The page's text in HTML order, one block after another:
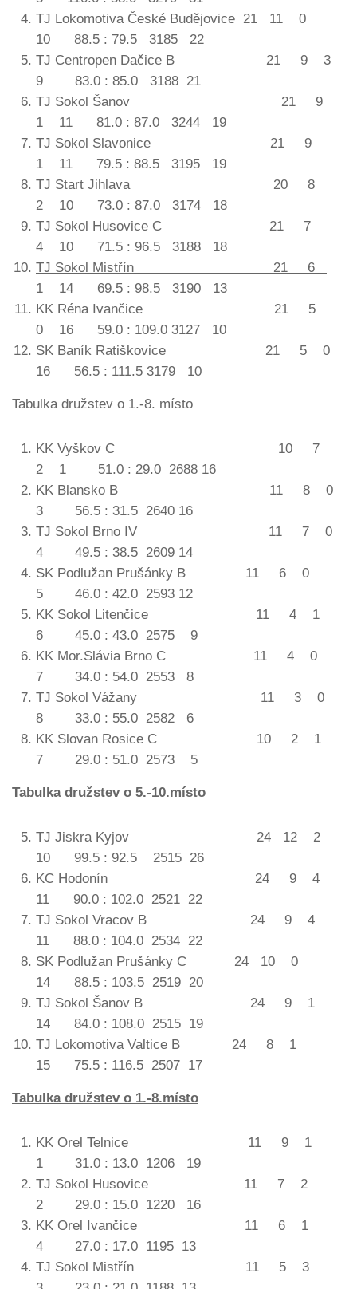
TJ Lokomotiva České Budějovice 21 11 0
10 88.5 : 79.5 3185 22
TJ Centropen Dačice B 21 9 3
9 83.0 : 85.0 3188 21
TJ Sokol Šanov 21 9
1 11 81.0 : 87.0 3244 19
TJ Sokol Slavonice 21 9
1 11 79.5 : 88.5 3195 19
TJ Start Jihlava 20 8
2 10 73.0 : 87.0 3174 18
TJ Sokol Husovice C 21 7
4 10 71.5 : 96.5 3188 18
TJ Sokol Mistřín 21 6
1 14 69.5 : 98.5 3190 13
KK Réna Ivančice 21 5
0 16 59.0 : 109.0 3127 10
SK Baník Ratiškovice 21 5 0
16 56.5 : 111.5 3179 10
Tabulka družstev o 1.-8. místo
KK Vyškov C 10 7
2 1 51.0 : 29.0 2688 16
KK Blansko B 11 8 0
3 56.5 : 31.5 2640 16
TJ Sokol Brno IV 11 7 0
4 49.5 : 38.5 2609 14
SK Podlužan Prušánky B 11 6 0
5 46.0 : 42.0 2593 12
KK Sokol Litenčice 11 4 1
6 45.0 : 43.0 2575 9
KK Mor.Slávia Brno C 11 4 0
7 34.0 : 54.0 2553 8
TJ Sokol Vážany 11 3 0
8 33.0 : 55.0 2582 6
KK Slovan Rosice C 10 2 1
7 29.0 : 51.0 2573 5
Tabulka družstev o 5.-10.místo
TJ Jiskra Kyjov 24 12 2
10 99.5 : 92.5 2515 26
KC Hodonín 24 9 4
11 90.0 : 102.0 2521 22
TJ Sokol Vracov B 24 9 4
11 88.0 : 104.0 2534 22
SK Podlužan Prušánky C 24 10 0
14 88.5 : 103.5 2519 20
TJ Sokol Šanov B 24 9 1
14 84.0 : 108.0 2515 19
TJ Lokomotiva Valtice B 24 8 1
15 75.5 : 116.5 2507 17
Tabulka družstev o 1.-8.místo
KK Orel Telnice 11 9 1
1 31.0 : 13.0 1206 19
TJ Sokol Husovice 11 7 2
2 29.0 : 15.0 1220 16
KK Orel Ivančice 11 6 1
4 27.0 : 17.0 1195 13
TJ Sokol Mistřín 11 5 3